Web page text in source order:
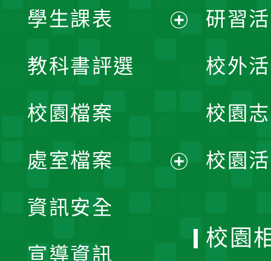
學生課表
單
教科書評選
校園檔案
處室檔案
資訊安全
宣導資訊
研習
校外
校園
校園
校園